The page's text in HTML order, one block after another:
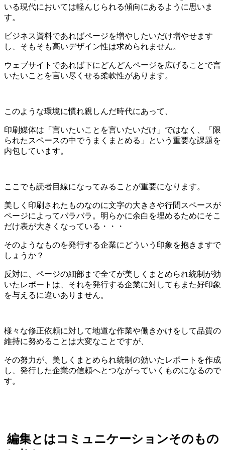
いる現代においては軽んじられる傾向にあるように思いま
す。
ビジネス資料であればページを増やしたいだけ増やせます
し、そもそも高いデザイン性は求められません。
ウェブサイトであれば下にどんどんページを広げることで言
いたいことを言い尽くせる柔軟性があります。
このような環境に慣れ親しんだ時代にあって、
印刷媒体は「言いたいことを言いたいだけ」ではなく、「限
られたスペースの中でうまくまとめる」という重要な課題を
内包しています。
ここでも読者目線になってみることが重要になります。
美しく印刷されたものなのに文字の大きさや行間スペースが
ページによってバラバラ。明らかに余白を埋めるためにそこ
だけ表が大きくなっている・・・
そのようなものを発行する企業にどういう印象を抱きますで
しょうか？
反対に、ページの細部まで全てが美しくまとめられ統制が効
いたレポートは、それを発行する企業に対してもまた好印象
を与えるに違いありません。
様々な修正依頼に対して地道な作業や働きかけをして品質の
維持に努めることは大変なことですが、
その努力が、美しくまとめられ統制の効いたレポートを作成
し、発行した企業の信頼へとつながっていくものになるので
す。
編集とはコミュニケーションそのもの